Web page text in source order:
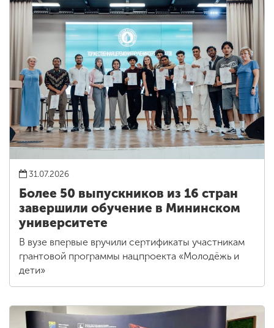
31.07.2026
Более 50 выпускников из 16 стран
завершили обучение в Мининском
университете
В вузе впервые вручили сертификаты участникам
грантовой программы нацпроекта «Молодёжь и
дети»